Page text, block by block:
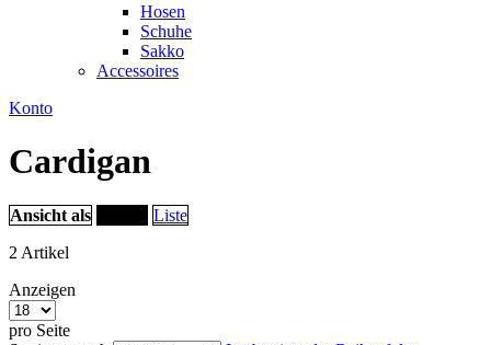
Hosen
Schuhe
Sakko
Accessoires
Konto
Cardigan
Ansicht als
Liste
2 Artikel
Anzeigen
pro Seite